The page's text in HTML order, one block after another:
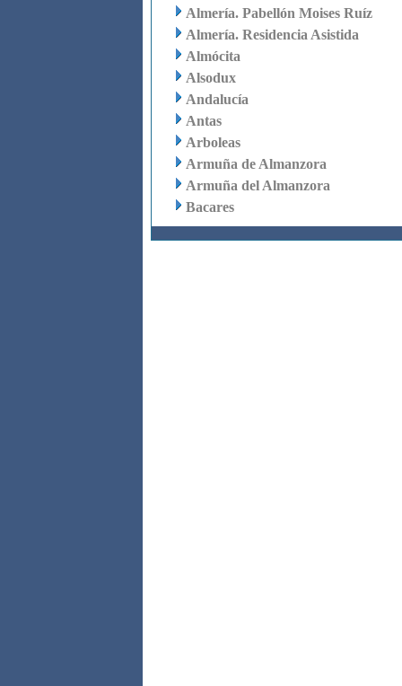
Almería. Pabellón Moises Ruíz
Almería. Residencia Asistida
Almócita
Alsodux
Andalucía
Antas
Arboleas
Armuña de Almanzora
Armuña del Almanzora
Bacares